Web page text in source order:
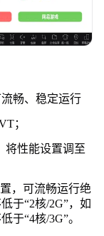
畅、稳定运行
；
将性能设置调至
，可流畅运行绝
于“2核/2G”，如
于“4核/3G”。